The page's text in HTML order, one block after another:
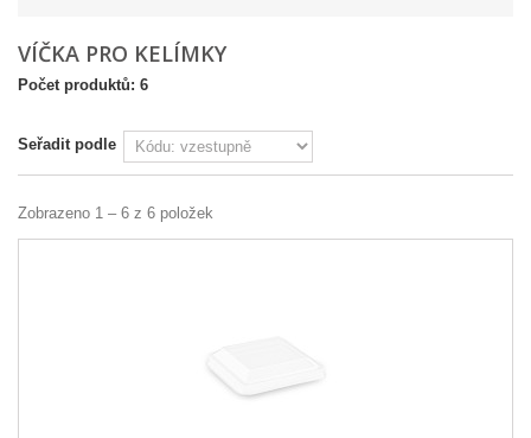
VÍČKA PRO KELÍMKY
Počet produktů: 6
Seřadit podle
Zobrazeno 1 – 6 z 6 položek